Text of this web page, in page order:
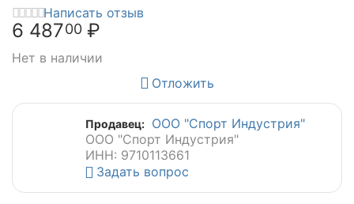
Написать отзыв
6 48700 ₽
Нет в наличии
Отложить
Продавец: ООО "Спорт Индустрия"
ООО "Спорт Индустрия"
ИНН: 9710113661
Задать вопрос